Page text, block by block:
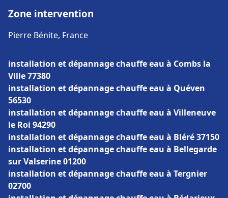
Zone intervention
Pierre Bénite, France
installation et dépannage chauffe eau à Combs la
Ville 77380
installation et dépannage chauffe eau à Quéven
56530
installation et dépannage chauffe eau à Villeneuve
le Roi 94290
installation et dépannage chauffe eau à Bléré 37150
installation et dépannage chauffe eau à Bellegarde
sur Valserine 01200
installation et dépannage chauffe eau à Tergnier
02700